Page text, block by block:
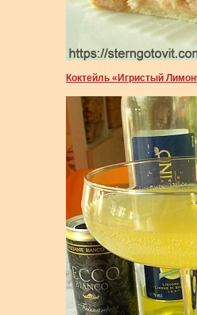
Коктейль «Игристый